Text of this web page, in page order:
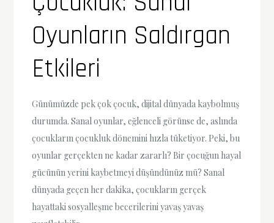
Oyunların Saldırgan
Etkileri
Günümüzde pek çok çocuk, dijital dünyada kaybolmuş
durumda. Sanal oyunlar, eğlenceli görünse de, aslında
çocukların çocukluk dönemini hızla tüketiyor. Peki, bu
oyunlar gerçekten ne kadar zararlı? Bir çocuğun hayal
gücünün yerini kaybetmeyi düşündünüz mü? Sanal
dünyada geçen her dakika, çocukların gerçek
hayattaki sosyalleşme becerilerini yavaş yavaş